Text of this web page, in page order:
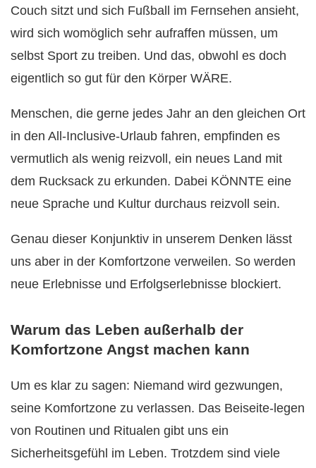
Couch sitzt und sich Fußball im Fernsehen ansieht,
wird sich womöglich sehr aufraffen müssen, um
selbst Sport zu treiben. Und das, obwohl es doch
eigentlich so gut für den Körper WÄRE.
Menschen, die gerne jedes Jahr an den gleichen Ort
in den All-Inclusive-Urlaub fahren, empfinden es
vermutlich als wenig reizvoll, ein neues Land mit
dem Rucksack zu erkunden. Dabei KÖNNTE eine
neue Sprache und Kultur durchaus reizvoll sein.
Genau dieser Konjunktiv in unserem Denken lässt
uns aber in der Komfortzone verweilen. So werden
neue Erlebnisse und Erfolgserlebnisse blockiert.
Warum das Leben außerhalb der
Komfortzone Angst machen kann
Um es klar zu sagen: Niemand wird gezwungen,
seine Komfortzone zu verlassen. Das Beiseite-legen
von Routinen und Ritualen gibt uns ein
Sicherheitsgefühl im Leben. Trotzdem sind viele